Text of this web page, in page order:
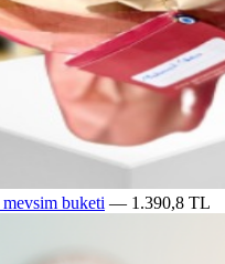
mevsim buketi — 1.390,8 TL